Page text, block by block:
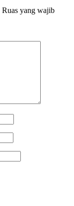
Ruas yang wajib